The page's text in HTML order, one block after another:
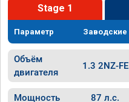
Stage 1
Параметр Заводские
Объём
двигателя
1.3 2NZ-FE
Мощность 87 л.с.